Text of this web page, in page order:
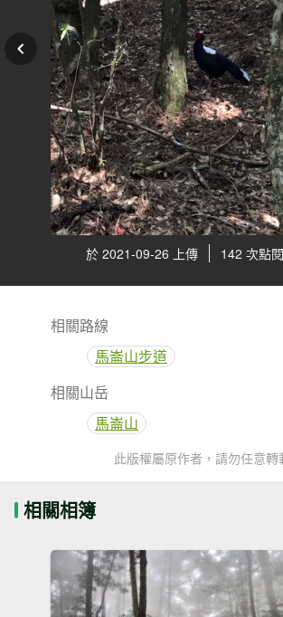
於 2021-09-26 上傳 142 次點閱
相關路線
馬崙山步道
相關山岳
馬崙山
此版權屬原作者，請勿任意轉
相關相簿